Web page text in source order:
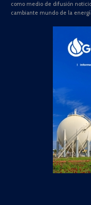
como medio de difusión
cambiante mundo de la